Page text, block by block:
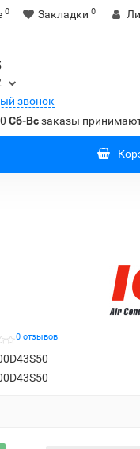
0 Закладки 0
звонок
Сб-Всзаказы
0 отзывов